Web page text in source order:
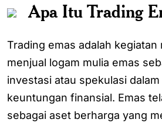
Apa Itu Trading
Trading emas adalah kegiatan
menjual logam mulia emas
investasi atau spekulasi
keuntungan finansial. Emas
sebagai aset berharga yang